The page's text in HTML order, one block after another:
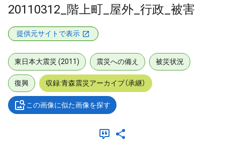
20110312_階上町_屋外_行政_被害
提供元サイトで表示
東日本大震災 (2011) 震災への備え 被災状況
復興 収録:青森震災アーカイブ（承継）
この画像に似た画像を探す